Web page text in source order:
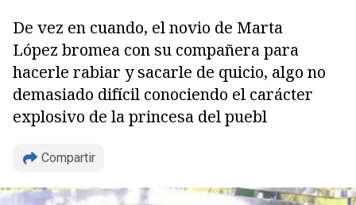
De vez en cuando, el novio de Marta
López bromea con su compañera para
hacerle rabiar y sacarle de quicio, algo no
demasiado difícil conociendo el carácter
explosivo de la princesa del puebl
Compartir
Copiar